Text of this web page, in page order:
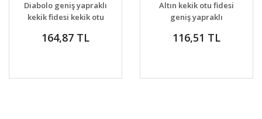
Diabolo geniş yapraklı
kekik fidesi kekik otu
origanum
164,87 TL
VER
Altın kekik otu fidesi
geniş yapraklı
origanum gold
116,51 TL